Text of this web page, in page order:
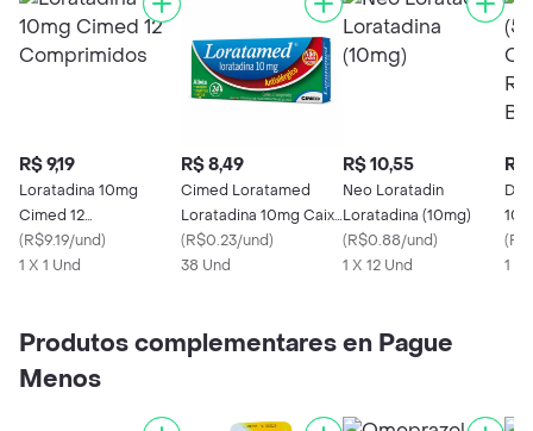
R$ 9,19
Loratadina 10mg
Cimed 12
Comprimidos
(R$9.19/und)
1 X 1 Und
R$ 8,49
Cimed Loratamed
Loratadina 10mg Caixa
12 Comprimidos
(R$0.23/und)
38 Und
R$ 10,55
Neo Loratadin
Loratadina (10mg)
(R$0.88/und)
1 X 12 Und
R$
10
(
1 X
Produtos complementares en Pague
Menos